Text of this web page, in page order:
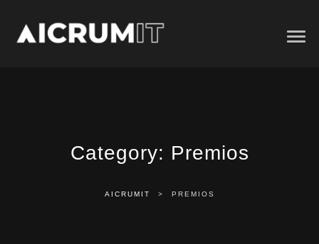
Category: Premios
AICRUMIT > PREMIOS